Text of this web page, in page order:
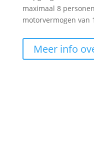
maximaal 8
motorvermogen van
Meer info